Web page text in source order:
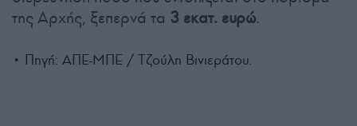
της Αρχής, ξεπερνά τα 3 εκατ. ευρώ.
• Πηγή: ΑΠΕ-ΜΠΕ / Τζούλη Βινιεράτου.